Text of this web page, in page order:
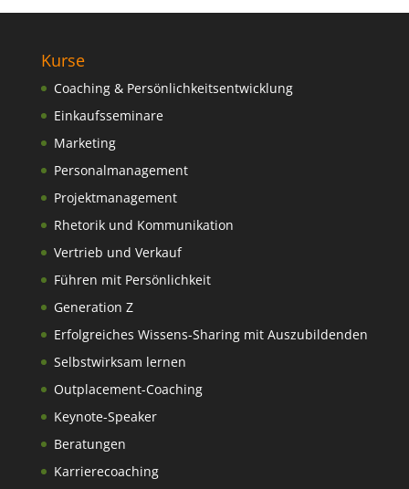
Kurse
Coaching & Persönlichkeitsentwicklung
Einkaufsseminare
Marketing
Personalmanagement
Projektmanagement
Rhetorik und Kommunikation
Vertrieb und Verkauf
Führen mit Persönlichkeit
Generation Z
Erfolgreiches Wissens-Sharing mit Auszubildenden
Selbstwirksam lernen
Outplacement-Coaching
Keynote-Speaker
Beratungen
Karrierecoaching